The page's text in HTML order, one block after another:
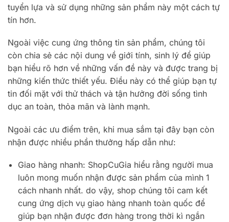
tuyển lựa và sử dụng những sản phẩm này một cách tự
tín hơn.
Ngoài việc cung ứng thông tin sản phẩm, chúng tôi
còn chia sẻ các nội dung về giới tính, sinh lý để giúp
bạn hiểu rõ hơn về những vấn đề này và được trang bị
những kiến ​​thức thiết yếu. Điều này có thể giúp bạn tự
tin đối mặt với thử thách và tận hưởng đời sống tình
dục an toàn, thỏa mãn và lành mạnh.
Ngoài các ưu điểm trên, khi mua sắm tại đây bạn còn
nhận được nhiều phần thưởng hấp dẫn như:
Giao hàng nhanh: ShopCuGia hiểu rằng người mua
luôn mong muốn nhận được sản phẩm của mình 1
cách nhanh nhất. do vậy, shop chúng tôi cam kết
cung ứng dịch vụ giao hàng nhanh toàn quốc để
giúp bạn nhận được đơn hàng trong thời kì ngắn